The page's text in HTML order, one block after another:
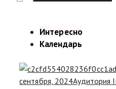
Интересно
Календарь
сентября, 2024Аудитория